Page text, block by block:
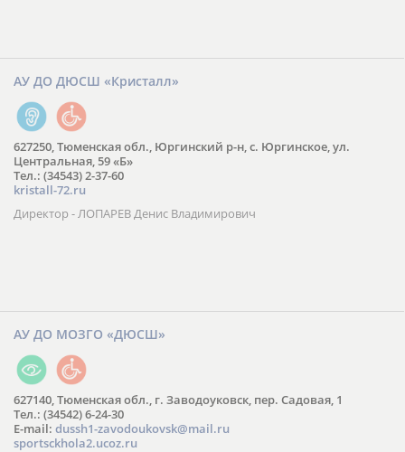
АУ ДО ДЮСШ «Кристалл»
627250, Тюменская обл., Юргинский р-н, с. Юргинское, ул.
Центральная, 59 «Б»
Тел.: (34543) 2-37-60
kristall-72.ru
Директор - ЛОПАРЕВ Денис Владимирович
АУ ДО МОЗГО «ДЮСШ»
627140, Тюменская обл., г. Заводоуковск, пер. Садовая, 1
Тел.: (34542) 6-24-30
​E-mail: dussh1-zavodoukovsk@mail.ru
sportsckhola2.ucoz.ru